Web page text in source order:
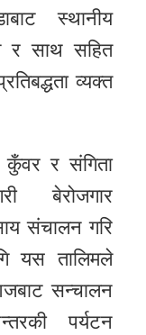
स्थानीय
र साथ सहित
व्यक्त
कुँवर र संगिता
बेरोजगार
संचालन गरि
यस तालिमले
सन्चालन
पर्यटन